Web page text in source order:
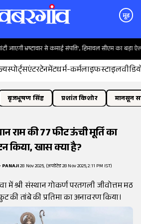
मूड
भ्रष्टाचार से कमाई संपत्ति', हिमाचल सीएम का बड़ा ऐलान
स्पोर्ट्सएंटरटेनमेंटधर्म-कर्मलाइफस्टाइल
बृजभूषण सिंह प्रशांत किशोर मानसून
राम की 77 फीट ऊंची मूर्ति का
किया, खास क्या है?
PANAJI28 Nov 2025, (अपडेटेड 28 Nov 2025, 2:11 PM IST)
में श्री संस्थान गोकर्ण परतगली जीवोत्तम मठ
की तांबे की प्रतिमा का अनावरण किया।